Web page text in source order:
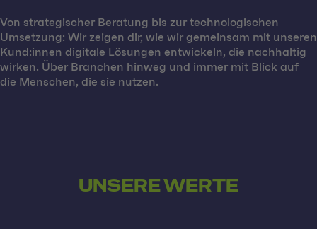
Von strategischer Beratung bis zur technologischen
Umsetzung: Wir zeigen dir, wie wir gemeinsam mit unseren
Kund:innen digitale Lösungen entwickeln, die nachhaltig
wirken. Über Branchen hinweg und immer mit Blick auf
die Menschen, die sie nutzen.
UNSERE WERTE